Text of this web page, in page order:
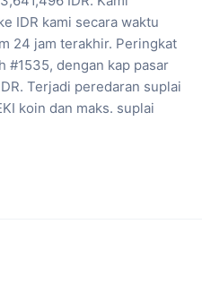
IDR kami secara waktu
24 jam terakhir. Peringkat
#1535, dengan kap pasar
Terjadi peredaran suplai
koin dan maks. suplai